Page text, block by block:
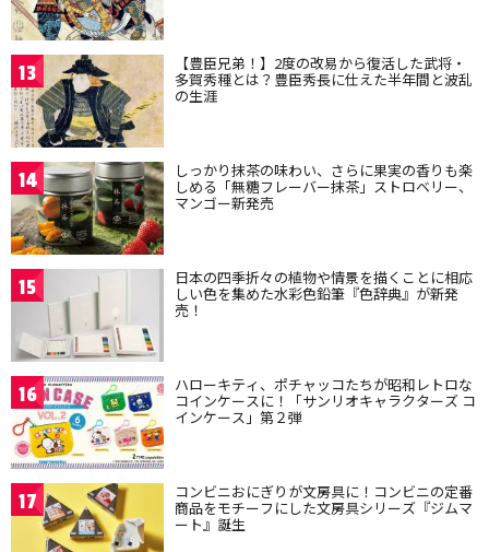
13 【豊臣兄弟！】2度の改易から復活した武将・
多賀秀種とは？豊臣秀長に仕えた半年間と波乱
の生涯
14 しっかり抹茶の味わい、さらに果実の香りも楽
しめる「無糖フレーバー抹茶」ストロベリー、
マンゴー新発売
15 日本の四季折々の植物や情景を描くことに相応
しい色を集めた水彩色鉛筆『色辞典』が新発
売！
16 ハローキティ、ポチャッコたちが昭和レトロな
コインケースに！「サンリオキャラクターズ コ
インケース」第２弾
17 コンビニおにぎりが文房具に！コンビニの定番
商品をモチーフにした文房具シリーズ『ジムマ
ート』誕生